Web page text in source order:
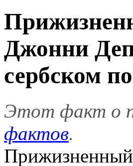
Джонни
сербском
Этот факт о
фактов.